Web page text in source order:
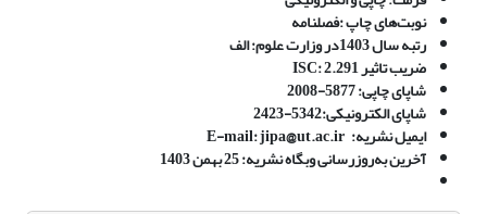
نوبت‌های چاپ:فصلنامه
رتبه سال 1403در وزارت علوم : الف
ضریب تاثیر :2.291
شاپای چاپی: 5877-2008
شاپای الکترونیکی:5342-2423
ایمیل نشریه:
آخرین به‌روز‌رسانی وبگاه نشریه: 25 بهمن 1403